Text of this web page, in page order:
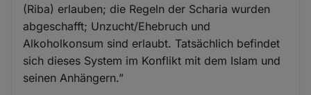
(Riba) erlauben; die Regeln der Scharia wurden
abgeschafft; Unzucht/Ehebruch und
Alkoholkonsum sind erlaubt. Tatsächlich befindet
sich dieses System im Konflikt mit dem Islam und
seinen Anhängern.”